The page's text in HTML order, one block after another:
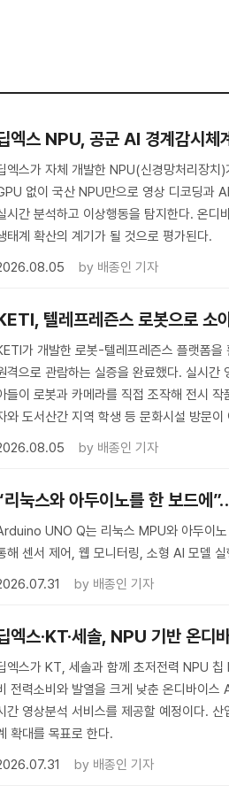
엑스 NPU, 공군 AI 경계감시체
엑스가 자체 개발한 NPU(신경망처리장
없이 국산 NPU만으로 영상 디코딩과
시간 분석하고 이상행동을 탐지한다. 온디
태계 확산의 계기가 될 것으로 평가된다.
by 배종인 기자
텔레프레즌스 로봇으로 소
가 개발한 로봇-텔레프레즌스 플랫폼을
격으로 관람하는 실증을 완료했다. 실시
들이 로봇과 카메라를 직접 조작해 전시
와 도서산간 지역 학생 등 문화시설 방문
by 배종인 기자
리눅스와 아두이노를 한 보드
UNO Q는 리눅스 MPU와 아두이
해 센서 제어, 웹 모니터링, 소형 AI 모델
by 배종인 기자
엑스·KT·세솔, NPU 기반 온디
엑스가 KT, 세솔과 함께 초저전력 NPU
전력소비와 발열을 크게 낮춘 온디바이
간 영상분석 서비스를 제공할 예정이다.
확대를 목표로 한다.
by 배종인 기자